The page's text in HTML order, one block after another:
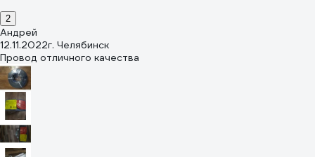
2
Андрей
12.11.2022г. Челябинск
Провод отличного качества